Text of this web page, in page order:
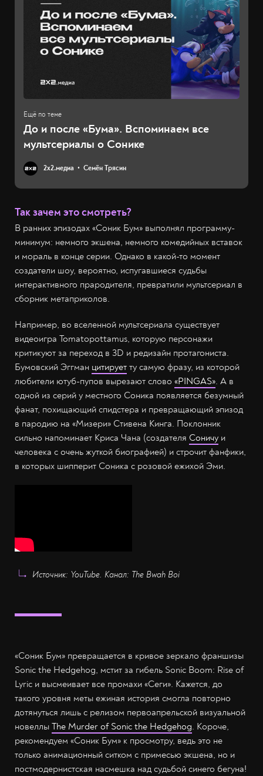
До и после «Бума». Вспоминаем все
мультсериалы о Сонике
2х2.медиа Семён Трясин
Так зачем это смотреть?
В ранних эпизодах «Соник Бум» выполнял программу-
минимум: немного экшена, немного комедийных вставок
и мораль в конце серии. Однако в какой-то момент
создатели шоу, вероятно, испугавшиеся судьбы
интерактивного прародителя, превратили мультсериал в
сборник метаприколов.
Например, во вселенной мультсериала существует
видеоигра Tomatopottamus, которую персонажи
критикуют за переход в 3D и редизайн протагониста.
Бумовский Эггман цитирует ту самую фразу, из которой
любители ютуб-пупов вырезают слово «PINGAS». А в
одной из серий у местного Соника появляется безумный
фанат, похищающий спидстера и превращающий эпизод
в пародию на «Мизери» Стивена Кинга. Поклонник
сильно напоминает Криса Чана (создателя Соничу и
человека с очень жуткой биографией) и строчит фанфики,
в которых шипперит Соника с розовой ежихой Эми.
Источник: YouTube. Канал: The Bwah Boi
«Соник Бум» превращается в кривое зеркало франшизы
Sonic the Hedgehog, мстит за гибель Sonic Boom: Rise of
Lyric и высмеивает все промахи «Сеги». Кажется, до
такого уровня меты ежиная история смогла повторно
дотянуться лишь с релизом первоапрельской визуальной
новеллы The Murder of Sonic the Hedgehog. Короче,
рекомендуем «Соник Бум» к просмотру, ведь это не
только анимационный ситком с примесью экшена, но и
постмодернистская насмешка над судьбой синего бегуна!